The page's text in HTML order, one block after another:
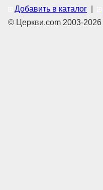
Добавить в каталог
© Церкви.com 2003-2026